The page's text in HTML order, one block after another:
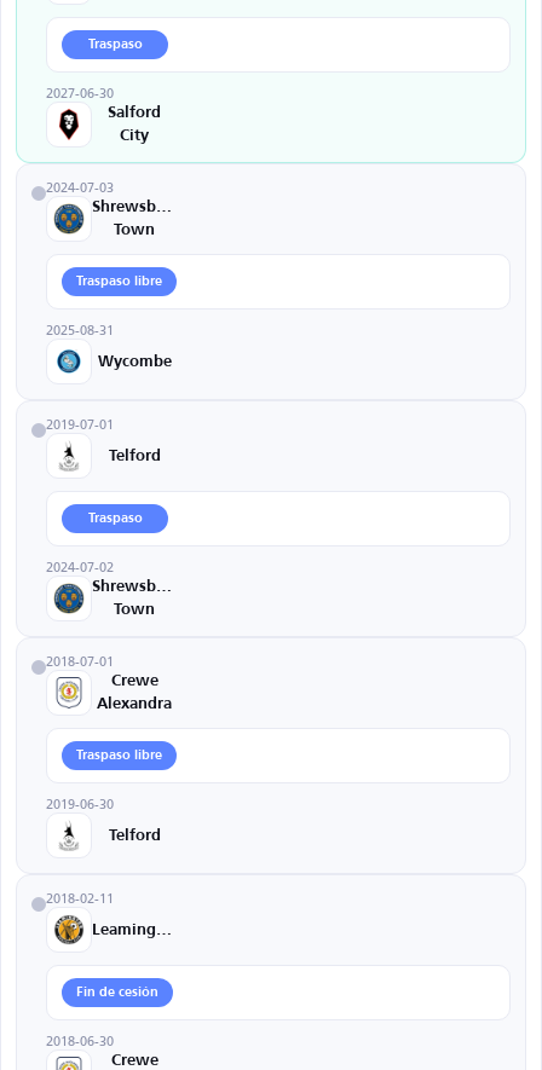
Traspaso
2027-06-30
Salford
City
2024-07-03
Shrewsbury
Town
Traspaso libre
2025-08-31
Wycombe
2019-07-01
Telford
Traspaso
2024-07-02
Shrewsbury
Town
2018-07-01
Crewe
Alexandra
Traspaso libre
2019-06-30
Telford
2018-02-11
Fin de cesión
2018-06-30
Crewe